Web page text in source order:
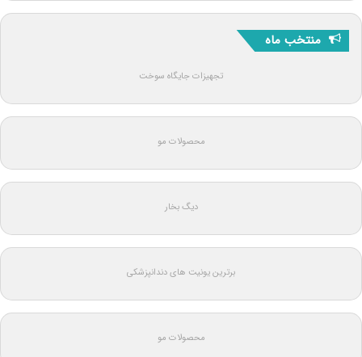
منتخب ماه
تجهیزات جایگاه سوخت
محصولات مو
دیگ بخار
برترین یونیت های دندانپزشکی
محصولات مو